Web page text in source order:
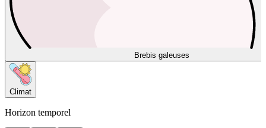
Brebis galeuses
Climat
Horizon temporel